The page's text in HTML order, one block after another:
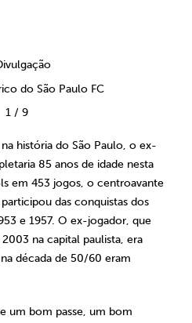
do São Paulo FC
1/ 9
história do São Paulo, o ex-
85 anos de idade nesta
em 453 jogos, o centroavante
das conquistas dos
e 1957. O ex-jogador, que
na capital paulista, era
década de 50/60 eram
um bom passe, um bom